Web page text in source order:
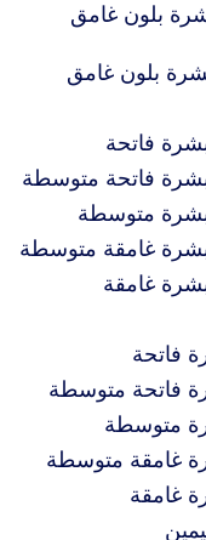
بلون غامق
بلون غامق
فاتحة
بشرة فاتحة متوسطة
بشرة متوسطة
بشرة غامقة متوسطة
غامقة
فاتحة
فاتحة متوسطة
متوسطة
غامقة متوسطة
غامقة